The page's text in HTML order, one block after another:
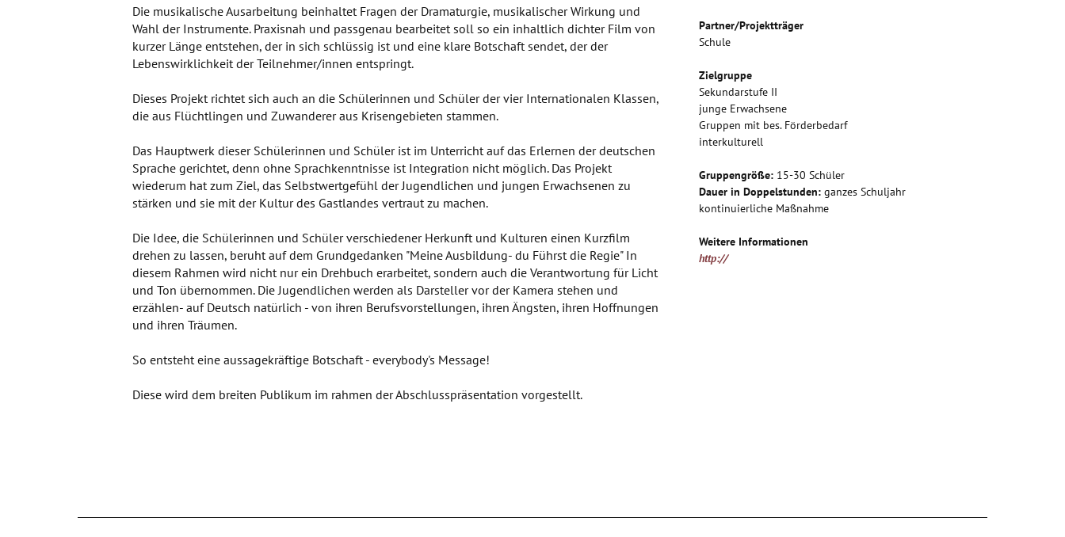
Die musikalische Ausarbeitung beinhaltet Fragen der Dramaturgie, musikalischer Wirkung und
Wahl der Instrumente. Praxisnah und passgenau bearbeitet soll so ein inhaltlich dichter Film von
kurzer Länge entstehen, der in sich schlüssig ist und eine klare Botschaft sendet, der der
Lebenswirklichkeit der Teilnehmer/innen entspringt.
Dieses Projekt richtet sich auch an die Schülerinnen und Schüler der vier Internationalen Klassen,
die aus Flüchtlingen und Zuwanderer aus Krisengebieten stammen.
Das Hauptwerk dieser Schülerinnen und Schüler ist im Unterricht auf das Erlernen der deutschen
Sprache gerichtet, denn ohne Sprachkenntnisse ist Integration nicht möglich. Das Projekt
wiederum hat zum Ziel, das Selbstwertgefühl der Jugendlichen und jungen Erwachsenen zu
stärken und sie mit der Kultur des Gastlandes vertraut zu machen.
Die Idee, die Schülerinnen und Schüler verschiedener Herkunft und Kulturen einen Kurzfilm
drehen zu lassen, beruht auf dem Grundgedanken "Meine Ausbildung- du Führst die Regie" In
diesem Rahmen wird nicht nur ein Drehbuch erarbeitet, sondern auch die Verantwortung für Licht
und Ton übernommen. Die Jugendlichen werden als Darsteller vor der Kamera stehen und
erzählen- auf Deutsch natürlich - von ihren Berufsvorstellungen, ihren Ängsten, ihren Hoffnungen
und ihren Träumen.
So entsteht eine aussagekräftige Botschaft - everybody's Message!
Diese wird dem breiten Publikum im rahmen der Abschlusspräsentation vorgestellt.
Partner/Projektträger
Schule
Zielgruppe
Sekundarstufe II
junge Erwachsene
Gruppen mit bes. Förderbedarf
interkulturell
Gruppengröße: 15-30 Schüler
Dauer in Doppelstunden: ganzes Schuljahr
kontinuierliche Maßnahme
Weitere Informationen
http://